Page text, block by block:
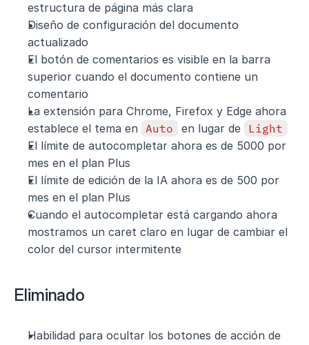
estructura de página más clara
Diseño de configuración del documento
actualizado
El botón de comentarios es visible en la barra
superior cuando el documento contiene un
comentario
La extensión para Chrome, Firefox y Edge ahora
establece el tema en
Auto en lugar de
Light
El límite de autocompletar ahora es de 5000 por
mes en el plan Plus
El límite de edición de la IA ahora es de 500 por
mes en el plan Plus
Cuando el autocompletar está cargando ahora
mostramos un caret claro en lugar de cambiar el
color del cursor intermitente
Eliminado
Habilidad para ocultar los botones de acción de